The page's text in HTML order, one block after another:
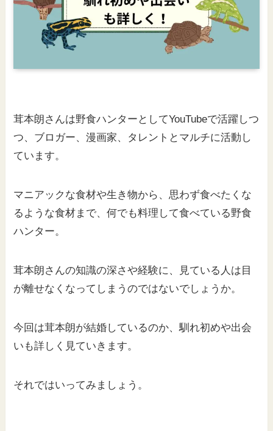
茸本朗さんは野食ハンターとしてYouTubeで活躍しつ
つ、ブロガー、漫画家、タレントとマルチに活動し
ています。
マニアックな食材や生き物から、思わず食べたくな
るような食材まで、何でも料理して食べている野食
ハンター。
茸本朗さんの知識の深さや経験に、見ている人は目
が離せなくなってしまうのではないでしょうか。
今回は茸本朗が結婚しているのか、馴れ初めや出会
いも詳しく見ていきます。
それではいってみましょう。